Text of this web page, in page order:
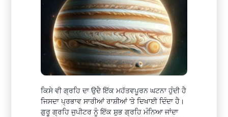
ਕਿਸੇ ਵੀ ਗ੍ਰਹਿ ਦਾ ਉਦੈ ਇੱਕ ਮਹੱਤਵਪੂਰਨ ਘਟਨਾ ਹੁੰਦੀ ਹੈ
ਜਿਸਦਾ ਪ੍ਰਭਾਵ ਸਾਰੀਆਂ ਰਾਸ਼ੀਆਂ ‘ਤੇ ਦਿਖਾਈ ਦਿੰਦਾ ਹੈ।
ਗੁਰੂ ਗ੍ਰਹਿ ਜੁਪੀਟਰ ਨੂੰ ਇੱਕ ਸ਼ੁਭ ਗ੍ਰਹਿ ਮੰਨਿਆ ਜਾਂਦਾ